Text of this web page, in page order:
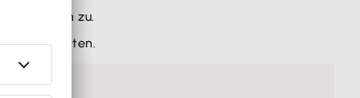
Gebühren zu.